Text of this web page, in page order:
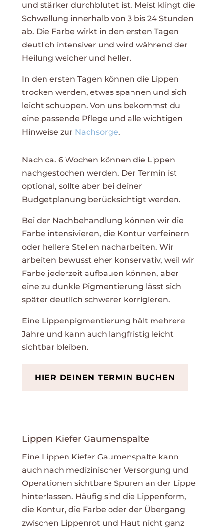
und stärker durchblutet ist. Meist klingt die
Schwellung innerhalb von 3 bis 24 Stunden
ab. Die Farbe wirkt in den ersten Tagen
deutlich intensiver und wird während der
Heilung weicher und heller.
In den ersten Tagen können die Lippen
trocken werden, etwas spannen und sich
leicht schuppen. Von uns bekommst du
eine passende Pflege und alle wichtigen
Hinweise zur Nachsorge.
Nach ca. 6 Wochen können die Lippen
nachgestochen werden. Der Termin ist
optional, sollte aber bei deiner
Budgetplanung berücksichtigt werden.
Bei der Nachbehandlung können wir die
Farbe intensivieren, die Kontur verfeinern
oder hellere Stellen nacharbeiten. Wir
arbeiten bewusst eher konservativ, weil wir
Farbe jederzeit aufbauen können, aber
eine zu dunkle Pigmentierung lässt sich
später deutlich schwerer korrigieren.
Eine Lippenpigmentierung hält mehrere
Jahre und kann auch langfristig leicht
sichtbar bleiben.
HIER DEINEN TERMIN BUCHEN
Lippen Kiefer Gaumenspalte
Eine Lippen Kiefer Gaumenspalte kann
auch nach medizinischer Versorgung und
Operationen sichtbare Spuren an der Lippe
hinterlassen. Häufig sind die Lippenform,
die Kontur, die Farbe oder der Übergang
zwischen Lippenrot und Haut nicht ganz